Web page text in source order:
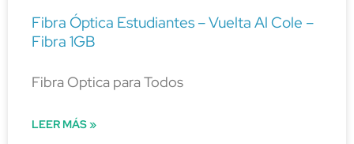
Fibra Óptica Estudiantes – Vuelta Al Cole –
Fibra 1GB
Fibra Optica para Todos
LEER MÁS »